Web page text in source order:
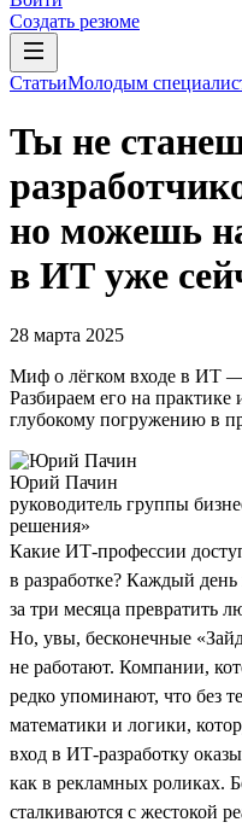
Создать резюме
СтатьиМолодым
Ты не
но можешь
в ИТ уже
28 марта 2025
Миф о лёгком входе в ИТ
Разбираем его на практике
глубокому погружению в
Юрий Пачин
руководитель группы
решения»
Какие ИТ-профессии
в разработке? Каждый
за три месяца превратить
Но, увы, бесконечные
не работают. Компании,
редко упоминают, что без
математики и логики,
вход в ИТ-разработку
как в рекламных роликах.
сталкиваются с жестокой